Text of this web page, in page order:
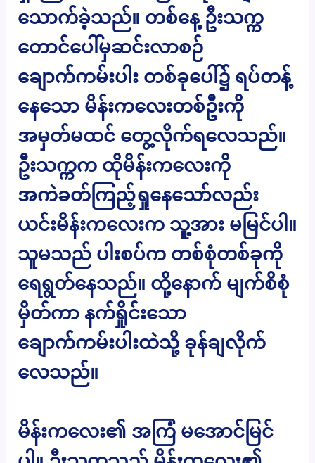
သောက်ခဲ့သည်။ တစ်နေ့ ဦးသက္က
တောင်ပေါ်မှဆင်းလာစဉ်
ချောက်ကမ်းပါး တစ်ခုပေါ်၌ ရပ်တန့်
နေသော မိန်းကလေးတစ်ဦးကို
အမှတ်မထင် တွေ့လိုက်ရလေသည်။
ဦးသက္ကက ထိုမိန်းကလေးကို
အကဲခတ်ကြည့်ရှုနေသော်လည်း
ယင်းမိန်းကလေးက သူ့အား မမြင်ပါ။
သူမသည် ပါးစပ်က တစ်စုံတစ်ခုကို
ရေရွတ်နေသည်။ ထို့နောက် မျက်စိစုံ
မှိတ်ကာ နက်ရှိုင်းသော
ချောက်ကမ်းပါးထဲသို့ ခုန်ချလိုက်
လေသည်။
မိန်းကလေး၏ အကြံ မအောင်မြင်